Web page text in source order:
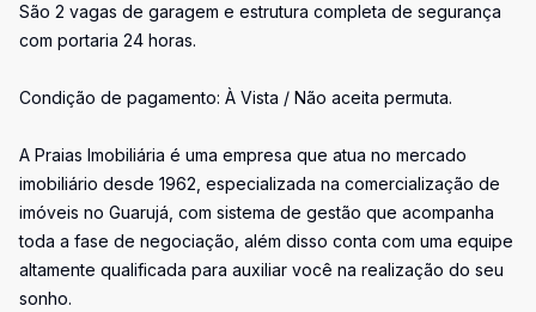
São 2 vagas de garagem e estrutura completa de segurança
com portaria 24 horas.
Condição de pagamento: À Vista / Não aceita permuta.
A Praias Imobiliária é uma empresa que atua no mercado
imobiliário desde 1962, especializada na comercialização de
imóveis no Guarujá, com sistema de gestão que acompanha
toda a fase de negociação, além disso conta com uma equipe
altamente qualificada para auxiliar você na realização do seu
sonho.